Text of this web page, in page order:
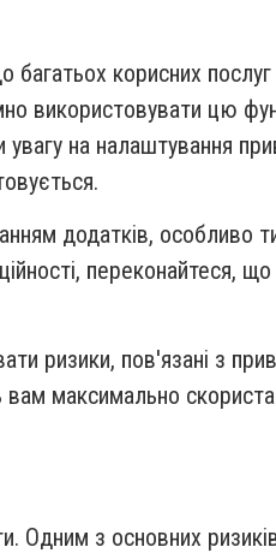
корисних послуг
використовувати цю
на налаштування
додатків, особливо
переконайтеся,
ризики, пов'язані з
максимально
з основних